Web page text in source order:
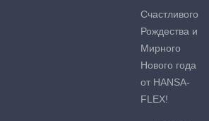
Счастливого
Рождества и
Мирного
Нового года
от HANSA-
FLEX!